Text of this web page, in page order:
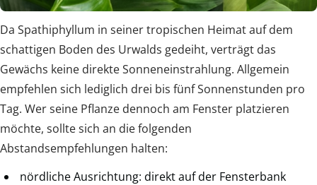
Da Spathiphyllum in seiner tropischen Heimat auf dem
schattigen Boden des Urwalds gedeiht, verträgt das
Gewächs keine direkte Sonneneinstrahlung. Allgemein
empfehlen sich lediglich drei bis fünf Sonnenstunden pro
Tag. Wer seine Pflanze dennoch am Fenster platzieren
möchte, sollte sich an die folgenden
Abstandsempfehlungen halten:
nördliche Ausrichtung: direkt auf der Fensterbank